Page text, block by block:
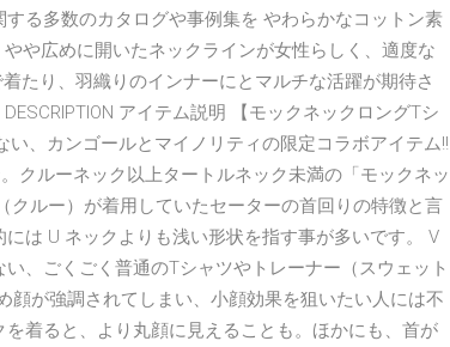
る多数のカタログや事例集を やわらかなコットン素
や広めに開いたネックラインが女性らしく、適度な
たり、羽織りのインナーにとマルチな活躍が期待さ
アイテム説明 【モックネックロングTシ
い、カンゴールとマイノリティの限定コラボアイテム!!
クルーネック以上タートルネック未満の「モックネッ
ルー）が着用していたセーターの首回りの特徴と言
は U ネックよりも浅い形状を指す事が多いです。 V
、ごくごく普通のTシャツやトレーナー（スウェット
が強調されてしまい、小顔効果を狙いたい人には不
着ると、より丸顔に見えることも。ほかにも、首が